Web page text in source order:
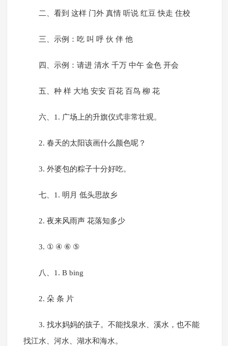
二、看到 这样 门外 真情 听说 红豆 快走 住校
三、示例：吃 叫 呼 伙 伴 他
四、示例：请进 清水 千万 中午 金色 开会
五、种 样 大地 安安 百花 百鸟 柳 花
六、1. 广场上的升旗仪式非常壮观。
2. 春天的太阳该画什么颜色呢？
3. 外婆包的粽子十分好吃。
七、1. 明月 低头思故乡
2. 夜来风雨声 花落知多少
3. ① ④ ⑥ ⑤
八、1. B bing
2. 朵 条 片
3. 找水妈妈的孩子。不能找泉水、溪水，也不能
找江水、河水、湖水和海水。